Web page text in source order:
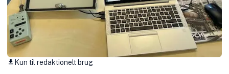
download Kun til redaktionelt brug